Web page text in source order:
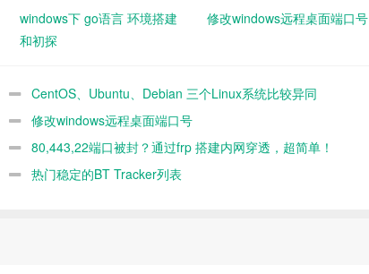
windows下 go语言 环境搭建
和初探
修改windows远程桌面端口号
CentOS、Ubuntu、Debian 三个Linux系统比较异同
修改windows远程桌面端口号
80,443,22端口被封？通过frp 搭建内网穿透，超简单！
热门稳定的BT Tracker列表